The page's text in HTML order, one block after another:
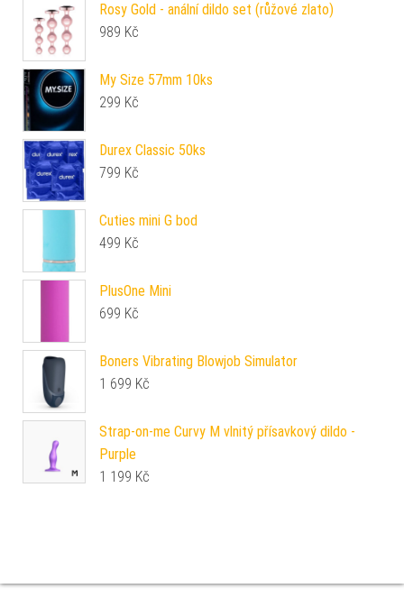
Rosy Gold - anální dildo set (růžové zlato)
989 Kč
My Size 57mm 10ks
299 Kč
Durex Classic 50ks
799 Kč
Cuties mini G bod
499 Kč
PlusOne Mini
699 Kč
Boners Vibrating Blowjob Simulator
1 699 Kč
Strap-on-me Curvy M vlnitý přísavkový dildo -
Purple
1 199 Kč